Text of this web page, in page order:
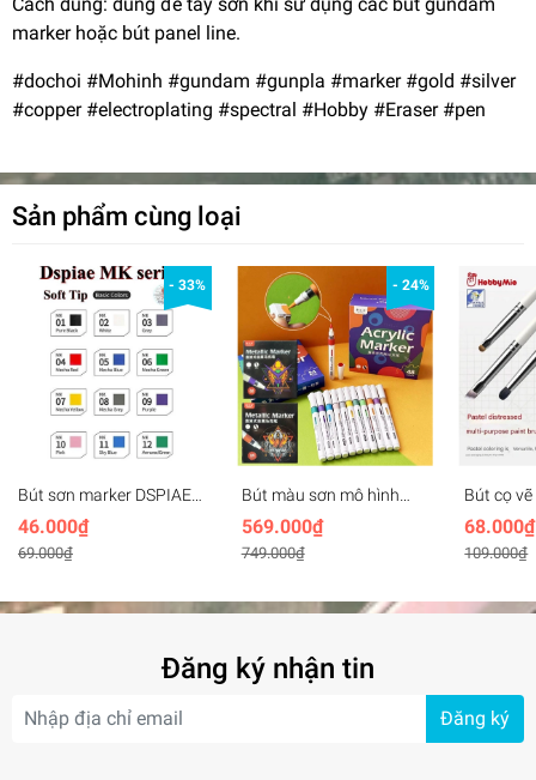
marker hoặc bút panel line.
#dochoi #Mohinh #gundam #gunpla #marker #gold #silver
#copper #electroplating #spectral #Hobby #Eraser #pen
Sản phẩm cùng loại
- 33%
Bút sơn marker DSPIAE
MK Soft Tip draw brush
Basic mecha color
Acrylic Water-based
46.000₫
69.000₫
- 24%
Bút màu sơn mô hình
đầu cọ mềm Acrylic
Marker Doloha (Basic,
Metallic Color Series)
569.000₫
749.000₫
Bút cọ
hand
function
coloring
68.000₫
109.000₫
Đăng ký nhận tin
Đăng ký